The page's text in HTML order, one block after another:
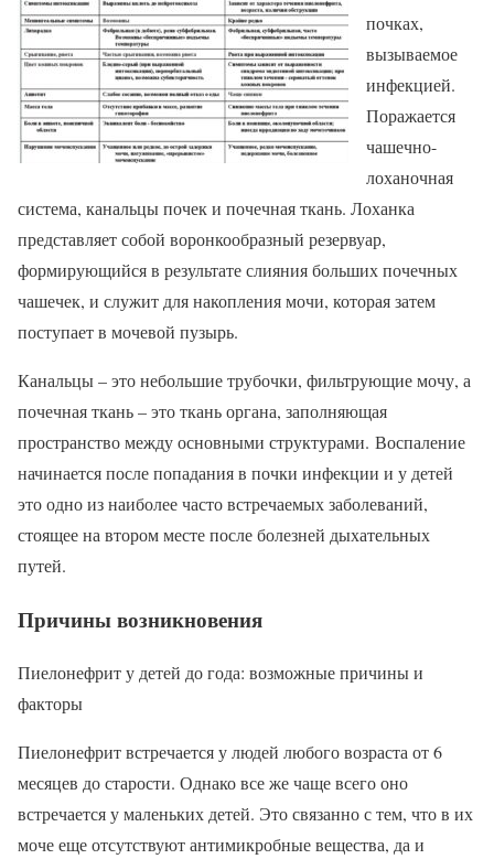
почках,
вызываемое
инфекцией.
Поражается
чашечно-
лоханочная
система, канальцы почек и почечная ткань. Лоханка
представляет собой воронкообразный резервуар,
формирующийся в результате слияния больших почечных
чашечек, и служит для накопления мочи, которая затем
поступает в мочевой пузырь.
Канальцы – это небольшие трубочки, фильтрующие мочу, а
почечная ткань – это ткань органа, заполняющая
пространство между основными структурами. Воспаление
начинается после попадания в почки инфекции и у детей
это одно из наиболее часто встречаемых заболеваний,
стоящее на втором месте после болезней дыхательных
путей.
Причины возникновения
Пиелонефрит у детей до года: возможные причины и
факторы
Пиелонефрит встречается у людей любого возраста от 6
месяцев до старости. Однако все же чаще всего оно
встречается у маленьких детей. Это связанно с тем, что в их
моче еще отсутствуют антимикробные вещества, да и